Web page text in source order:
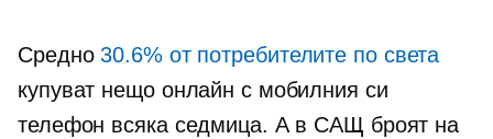
Средно30.6% от потребителите по света
купуват нещо онлайн с мобилния си
телефон всяка седмица. А в САЩ броят на